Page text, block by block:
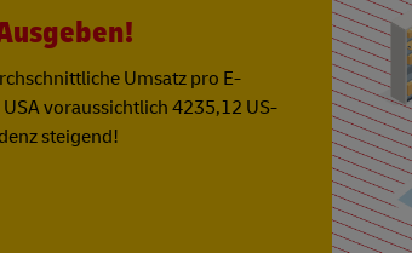
Umsatz pro E-
voraussichtlich 4235,12 US-
steigend!